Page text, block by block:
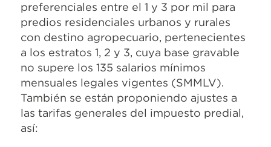
preferenciales entre el 1 y 3 por mil para
predios residenciales urbanos y rurales
con destino agropecuario, pertenecientes
a los estratos 1, 2 y 3, cuya base gravable
no supere los 135 salarios mínimos
mensuales legales vigentes (SMMLV).
También se están proponiendo ajustes a
las tarifas generales del impuesto predial,
así: